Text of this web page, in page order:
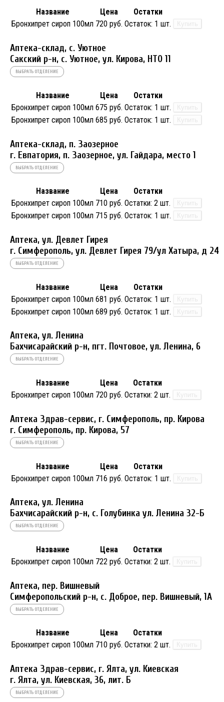
Название Цена
Остатки
Бронхипрет сироп 100мл 720 руб. Остаток: 1 шт. Купить
Аптека-склад, с. Уютное
Сакский р-н, с. Уютное, ул. Кирова, НТО 11
ВЫБРАТЬ ОТДЕЛЕНИЕ
Название Цена
Остатки
Бронхипрет сироп 100мл 675 руб. Остаток: 1 шт. Купить
Бронхипрет сироп 100мл 685 руб. Остаток: 1 шт. Купить
Аптека-склад, п. Заозерное
г. Евпатория, п. Заозерное, ул. Гайдара, место 1
ВЫБРАТЬ ОТДЕЛЕНИЕ
Название Цена
Остатки
Бронхипрет сироп 100мл 710 руб. Остатки: 2 шт. Купить
Бронхипрет сироп 100мл 715 руб. Остаток: 1 шт. Купить
Аптека, ул. Девлет Гирея
г. Симферополь, ул. Девлет Гирея 79/ул Хатыра, д 24
ВЫБРАТЬ ОТДЕЛЕНИЕ
Название Цена
Остатки
Бронхипрет сироп 100мл 681 руб. Остаток: 1 шт. Купить
Бронхипрет сироп 100мл 689 руб. Остаток: 1 шт. Купить
Аптека, ул. Ленина
Бахчисарайский р-н, пгт. Почтовое, ул. Ленина, 6
ВЫБРАТЬ ОТДЕЛЕНИЕ
Название Цена
Остатки
Бронхипрет сироп 100мл 720 руб. Остатки: 2 шт. Купить
Аптека Здрав-сервис, г. Симферополь, пр. Кирова
г. Симферополь, пр. Кирова, 57
ВЫБРАТЬ ОТДЕЛЕНИЕ
Название Цена
Остатки
Бронхипрет сироп 100мл 716 руб. Остаток: 1 шт. Купить
Аптека, ул. Ленина
Бахчисарайский р-н, с. Голубинка ул. Ленина 32-Б
ВЫБРАТЬ ОТДЕЛЕНИЕ
Название Цена
Остатки
Бронхипрет сироп 100мл 722 руб. Остатки: 2 шт. Купить
Аптека, пер. Вишневый
Симферопольский р-н, с. Доброе, пер. Вишневый, 1А
ВЫБРАТЬ ОТДЕЛЕНИЕ
Название Цена
Остатки
Бронхипрет сироп 100мл 710 руб. Остатки: 2 шт. Купить
Аптека Здрав-сервис, г. Ялта, ул. Киевская
г. Ялта, ул. Киевская, 36, лит. Б
ВЫБРАТЬ ОТДЕЛЕНИЕ